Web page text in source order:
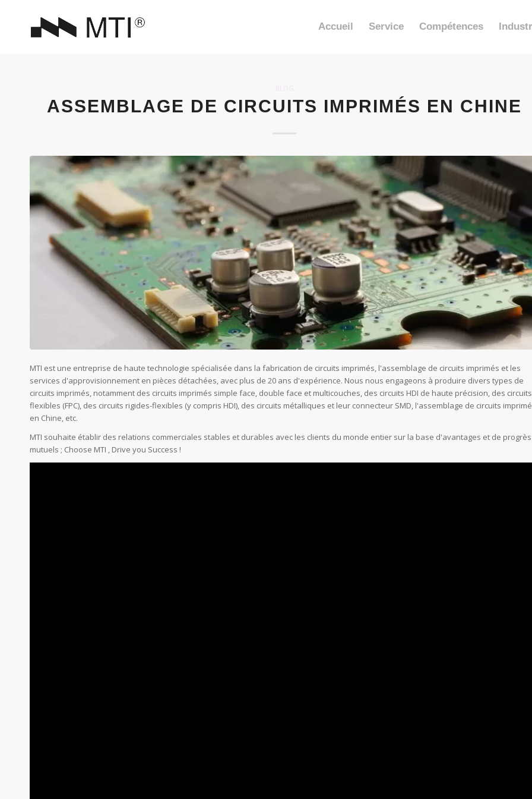
Accueil Service Compétences
ASSEMBLAGE DE CIRCUITS IMPRIMÉS EN CHINE
MTI est une entreprise de haute technologie spécialisée dans la fabrication de circuits imprimés, l'assemblage de circuits imprimés et les
services d'approvisionnement en pièces détachées, avec plus de 20 ans d'expérience. Nous nous engageons à produire divers types de
circuits imprimés, notamment des circuits imprimés simple face, double face et multicouches, des circuits HDI de haute précision, des circuits
flexibles (FPC), des circuits rigides-flexibles (y compris HDI), des circuits métalliques et leur connecteur SMD, l'assemblage de circuits
en Chine, etc.
MTI souhaite établir des relations commerciales stables et durables avec les clients du monde entier sur la base d'avantages et de progrès
mutuels ; Choose MTI , Drive you Success !